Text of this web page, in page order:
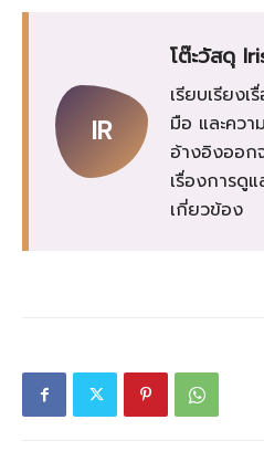
IR
โต๊ะวัสดุ
เรียบเรียง
มือ และคว
อ้างอิงออก
เรื่องการดู
เกี่ยวข้อง